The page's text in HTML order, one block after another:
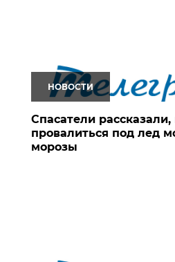
НОВОСТИ
Спасатели
провалиться под лед
морозы